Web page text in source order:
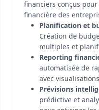
financiers conçus
financière des
Planification et
Création de
multiples et
Reporting
automatisée de
avec
Prévisions
prédictive et